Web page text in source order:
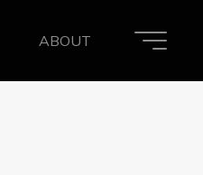
ABOUT